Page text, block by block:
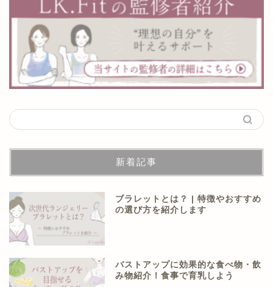
新着記事
ブラレットとは？ | 特徴やおすすめ
の選び方を紹介します
バストアップに効果的な食べ物・飲
み物紹介！食事で育乳しよう